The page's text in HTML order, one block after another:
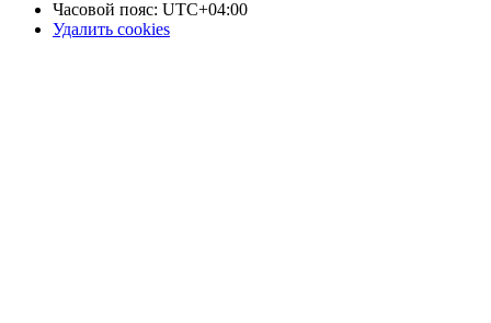
Часовой пояс: UTC+04:00
Удалить cookies